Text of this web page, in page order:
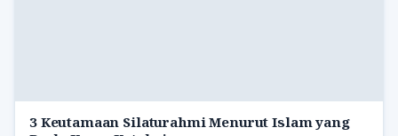
3 Keutamaan Silaturahmi Menurut Islam yang